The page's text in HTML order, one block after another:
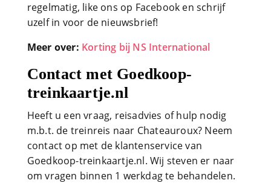
regelmatig, like ons op Facebook en schrijf
uzelf in voor de nieuwsbrief!
Meer over: Korting bij NS International
Contact met Goedkoop-
treinkaartje.nl
Heeft u een vraag, reisadvies of hulp nodig
m.b.t. de treinreis naar Chateauroux? Neem
contact op met de klantenservice van
Goedkoop-treinkaartje.nl. Wij steven er naar
om vragen binnen 1 werkdag te behandelen.